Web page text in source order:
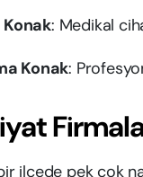
: Medikal
Konak:
ilçede pek çok